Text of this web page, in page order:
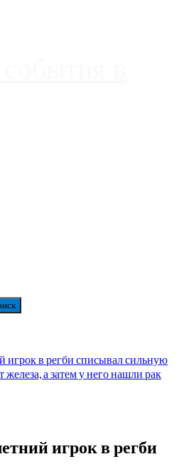
в регби списывал сильную
железа, а затем у него нашли рак
игрок в регби